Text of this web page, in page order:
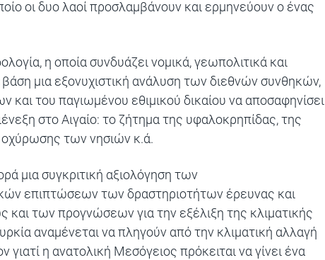
οι δυο λαοί προσλαμβάνουν και ερμηνεύουν ο ένας
η οποία συνδυάζει νομικά, γεωπολιτικά και
βάση μια εξονυχιστική ανάλυση των διεθνών συνθηκών,
του παγιωμένου εθιμικού δικαίου να αποσαφηνίσει
στο Αιγαίο: το ζήτημα της υφαλοκρηπίδας, της
οχύρωσης των νησιών κ.ά.
μια συγκριτική αξιολόγηση των
επιπτώσεων των δραστηριοτήτων έρευνας και
των προγνώσεων για την εξέλιξη της κλιματικής
αναμένεται να πληγούν από την κλιματική αλλαγή
η ανατολική Μεσόγειος πρόκειται να γίνει ένα